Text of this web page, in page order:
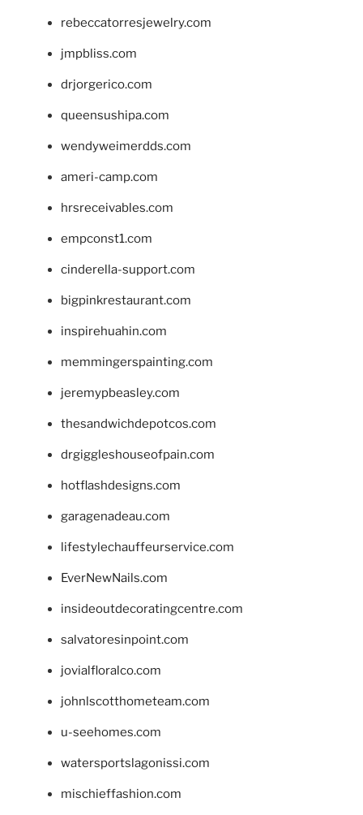
rebeccatorresjewelry.com
jmpbliss.com
drjorgerico.com
queensushipa.com
wendyweimerdds.com
ameri-camp.com
hrsreceivables.com
empconst1.com
cinderella-support.com
bigpinkrestaurant.com
inspirehuahin.com
memmingerspainting.com
jeremypbeasley.com
thesandwichdepotcos.com
drgiggleshouseofpain.com
hotflashdesigns.com
garagenadeau.com
lifestylechauffeurservice.com
EverNewNails.com
insideoutdecoratingcentre.com
salvatoresinpoint.com
jovialfloralco.com
johnlscotthometeam.com
u-seehomes.com
watersportslagonissi.com
mischieffashion.com